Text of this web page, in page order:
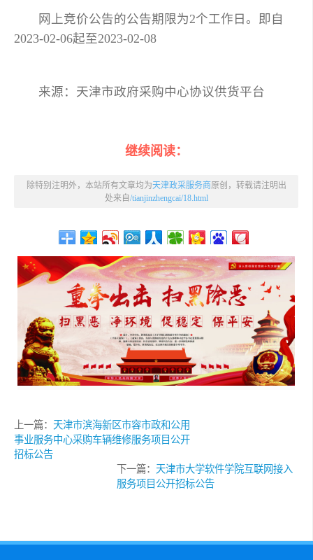
网上竞价公告的公告期限为2个工作日。即自
2023-02-06起至2023-02-08
来源：天津市政府采购中心协议供货平台
继续阅读：
除特别注明外，本站所有文章均为天津政采服务商原创，转载请注明出
处来自/tianjinzhengcai/18.html
上一篇： 天津市滨海新区市容市政和公用
事业服务中心采购车辆维修服务项目公开
招标公告
下一篇： 天津市大学软件学院互联网接入
服务项目公开招标公告